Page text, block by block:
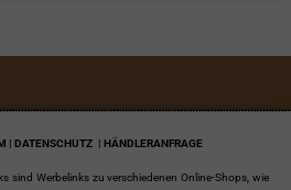
| DATENSCHUTZ | HÄNDLERANFRAGE
sind Werbelinks zu verschiedenen Online-Shops, wie